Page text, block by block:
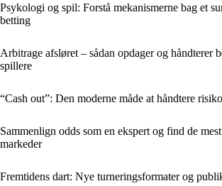
Psykologi og spil: Forstå mekanismerne bag et
betting
Arbitrage afsløret – sådan opdager og håndterer
spillere
“Cash out”: Den moderne måde at håndtere
Sammenlign odds som en ekspert og find de
markeder
Fremtidens dart: Nye turneringsformater og